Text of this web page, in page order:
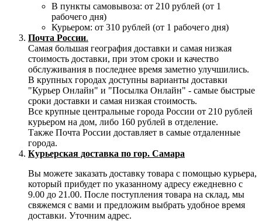
В пункты самовывоза: от 210 рублей (от 1
рабочего дня)
Курьером: от 310 рублей (от 1 рабочего дня)
Почта России.
Самая большая география доставки и самая низкая
стоимость доставки, при этом сроки и качество
обслуживания в последнее время заметно улучшились.
В крупных городах доступны варианты доставки
"Курьер Онлайн" и "Посылка Онлайн" - самые быстрые
сроки доставки и самая низкая стоимость.
Все крупные центральные города России от 210 рублей
курьером на дом, либо 160 рублей в отделение.
Также Почта России доставляет в самые отдаленные
города.
Курьерская доставка по гор. Самара
Вы можете заказать доставку товара с помощью курьера,
который прибудет по указанному адресу ежедневно с
9.00 до 21.00. После поступления товара на склад, мы
свяжемся с вами и предложим выбрать удобное время
доставки. Уточним адрес.